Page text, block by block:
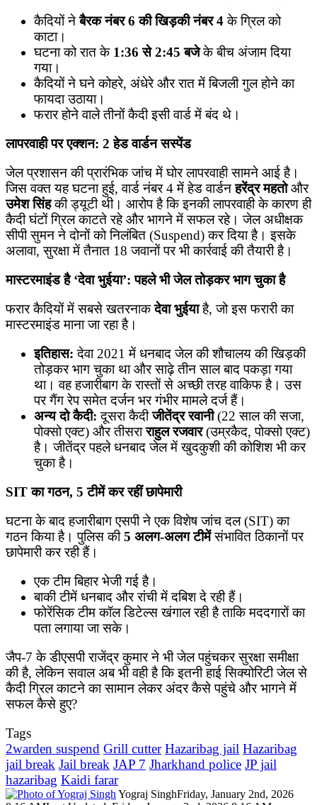
​कैदियों नेबैरक नंबर 6 की खिड़की नंबर 4के ग्रिल को
काटा।
​घटना को रात के 1:36 से 2:45 बजेके बीच अंजाम दिया
गया।
​कैदियों ने घने कोहरे, अंधेरे और रात में बिजली गुल होने का
फायदा उठाया।
​फरार होने वाले तीनों कैदी इसी वार्ड में बंद थे।
लापरवाही पर एक्शन: 2 हेड वार्डन सस्पेंड
जेल प्रशासन की प्रारंभिक जांच में घोर लापरवाही सामने आई है।
जिस वक्त यह घटना हुई, वार्ड नंबर 4 में हेड वार्डनहरेंद्र महतोऔर
उमेश सिंहकी ड्यूटी थी। आरोप है कि इनकी लापरवाही के कारण ही
कैदी घंटों ग्रिल काटते रहे और भागने में सफल रहे। जेल अधीक्षक
सीपी सुमन ने दोनों को निलंबित (Suspend) कर दिया है। इसके
अलावा, सुरक्षा में तैनात 18 जवानों पर भी कार्रवाई की तैयारी है।
मास्टरमाइंड है ‘देवा भुईया’: पहले भी जेल तोड़कर भाग चुका है
फरार कैदियों में सबसे खतरनाकदेवा भुईयाहै, जो इस फरारी का
मास्टरमाइंड माना जा रहा है।
इतिहास: देवा 2021 में धनबाद जेल की शौचालय की खिड़की
तोड़कर भाग चुका था और साढ़े तीन साल बाद पकड़ा गया
था। वह हजारीबाग के रास्तों से अच्छी तरह वाकिफ है। उस
पर गैंग रेप समेत दर्जन भर गंभीर मामले दर्ज हैं।
अन्य दो कैदी: दूसरा कैदीजीतेंद्र रवानी(22 साल की सजा,
पोक्सो एक्ट) और तीसराराहुल रजवार(उम्रकैद, पोक्सो एक्ट)
है। जीतेंद्र पहले धनबाद जेल में खुदकुशी की कोशिश भी कर
चुका है।
SIT का गठन, 5 टीमें कर रहीं छापेमारी
घटना के बाद हजारीबाग एसपी ने एक विशेष जांच दल (SIT) का
गठन किया है। पुलिस की5 अलग-अलग टीमेंसंभावित ठिकानों पर
छापेमारी कर रही हैं।
​एक टीम बिहार भेजी गई है।
​बाकी टीमें धनबाद और रांची में दबिश दे रही हैं।
​फोरेंसिक टीम कॉल डिटेल्स खंगाल रही है ताकि मददगारों का
पता लगाया जा सके।
​जैप-7 के डीएसपी राजेंद्र कुमार ने भी जेल पहुंचकर सुरक्षा समीक्षा
की है, लेकिन सवाल अब भी वही है कि इतनी हाई सिक्योरिटी जेल से
कैदी ग्रिल काटने का सामान लेकर अंदर कैसे पहुंचे और भागने में
सफल कैसे हुए?
Tags
2warden suspend Grill cutter Hazaribag jail Hazaribag
jail break Jail break JAP 7 Jharkhand police JP jail
hazaribag Kaidi farar
Yograj SinghFriday, January 2nd, 2026